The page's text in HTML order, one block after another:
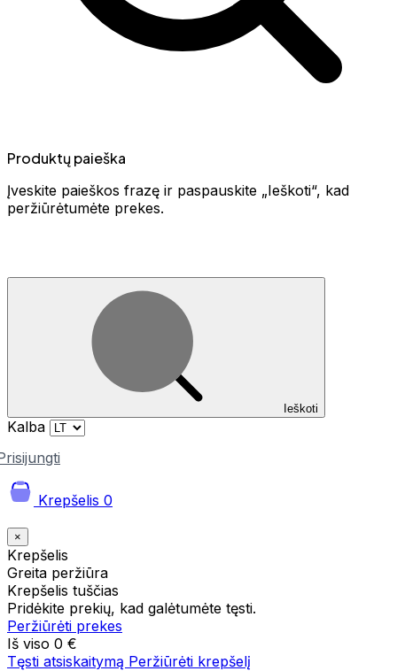
Produktų paieška
Įveskite paieškos frazę ir paspauskite „Ieškoti“, kad
peržiūrėtumėte prekes.
Ieškoti
Kalba
Krepšelis 0
×
Krepšelis
Greita peržiūra
Krepšelis tuščias
Pridėkite prekių, kad galėtumėte tęsti.
Peržiūrėti prekes
Iš viso 0 €
Tęsti atsiskaitymą Peržiūrėti krepšelį